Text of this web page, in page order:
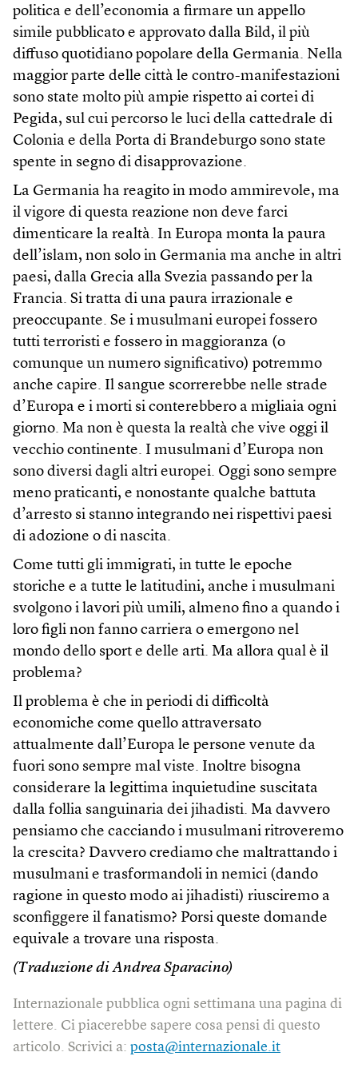
politica e dell’economia a firmare un appello
simile pubblicato e approvato dalla Bild, il più
diffuso quotidiano popolare della Germania. Nella
maggior parte delle città le contro-manifestazioni
sono state molto più ampie rispetto ai cortei di
Pegida, sul cui percorso le luci della cattedrale di
Colonia e della Porta di Brandeburgo sono state
spente in segno di disapprovazione.
La Germania ha reagito in modo ammirevole, ma
il vigore di questa reazione non deve farci
dimenticare la realtà. In Europa monta la paura
dell’islam, non solo in Germania ma anche in altri
paesi, dalla Grecia alla Svezia passando per la
Francia. Si tratta di una paura irrazionale e
preoccupante. Se i musulmani europei fossero
tutti terroristi e fossero in maggioranza (o
comunque un numero significativo) potremmo
anche capire. Il sangue scorrerebbe nelle strade
d’Europa e i morti si conterebbero a migliaia ogni
giorno. Ma non è questa la realtà che vive oggi il
vecchio continente. I musulmani d’Europa non
sono diversi dagli altri europei. Oggi sono sempre
meno praticanti, e nonostante qualche battuta
d’arresto si stanno integrando nei rispettivi paesi
di adozione o di nascita.
Come tutti gli immigrati, in tutte le epoche
storiche e a tutte le latitudini, anche i musulmani
svolgono i lavori più umili, almeno fino a quando i
loro figli non fanno carriera o emergono nel
mondo dello sport e delle arti. Ma allora qual è il
problema?
Il problema è che in periodi di difficoltà
economiche come quello attraversato
attualmente dall’Europa le persone venute da
fuori sono sempre mal viste. Inoltre bisogna
considerare la legittima inquietudine suscitata
dalla follia sanguinaria dei jihadisti. Ma davvero
pensiamo che cacciando i musulmani ritroveremo
la crescita? Davvero crediamo che maltrattando i
musulmani e trasformandoli in nemici (dando
ragione in questo modo ai jihadisti) riusciremo a
sconfiggere il fanatismo? Porsi queste domande
equivale a trovare una risposta.
(Traduzione di Andrea Sparacino)
Internazionale pubblica ogni settimana una pagina di
lettere. Ci piacerebbe sapere cosa pensi di questo
articolo. Scrivici a: posta@internazionale.it